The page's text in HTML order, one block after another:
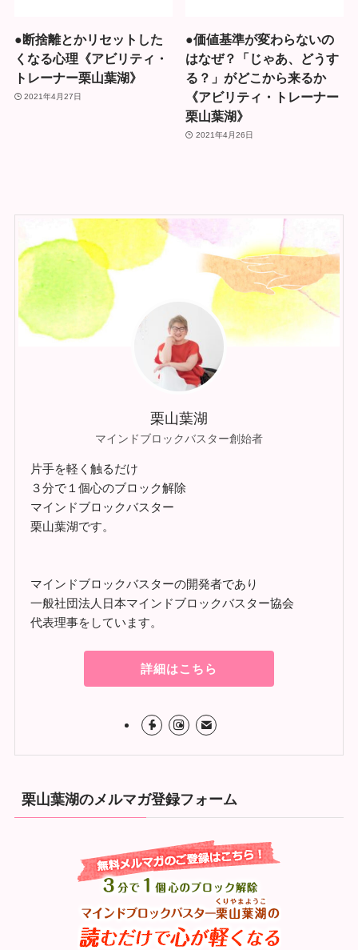
●断捨離とかリセットした
くなる心理《アビリティ・
トレーナー栗山葉湖》
2021年4月27日
●価値基準が変わらないの
はなぜ？「じゃあ、どうす
る？」がどこから来るか
《アビリティ・トレーナー
栗山葉湖》
2021年4月26日
栗山葉湖
マインドブロックバスター創始者
片手を軽く触るだけ
３分で１個心のブロック解除
マインドブロックバスター
栗山葉湖です。
マインドブロックバスターの開発者であり
一般社団法人日本マインドブロックバスター協会
代表理事をしています。
詳細はこちら
栗山葉湖のメルマガ登録フォーム